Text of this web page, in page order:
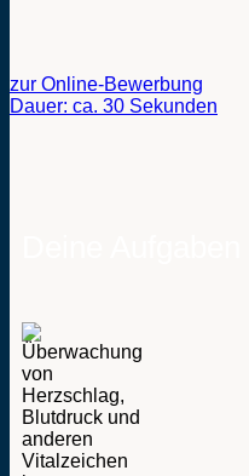
zur Online-Bewerbung
Dauer: ca. 30 Sekunden